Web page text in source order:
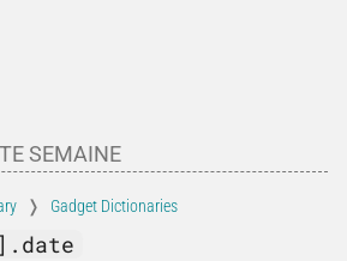
SEMAINE
Gadget Dictionaries